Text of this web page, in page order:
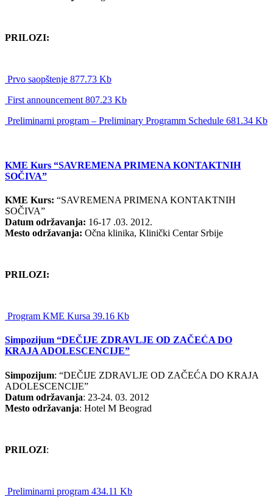
PRILOZI:
Prvo saopštenje 877.73 Kb
First announcement 807.23 Kb
Preliminarni program – Preliminary Programm Schedule 681.34 Kb
KME Kurs “SAVREMENA PRIMENA KONTAKTNIH
SOČIVA”
KME Kurs: “SAVREMENA PRIMENA KONTAKTNIH
SOČIVA”
Datum održavanja: 16-17 .03. 2012.
Mesto održavanja: Očna klinika, Klinički Centar Srbije
PRILOZI:
Program KME Kursa 39.16 Kb
Simpozijum “DEČIJE ZDRAVLJE OD ZAČEĆA DO
KRAJA ADOLESCENCIJE”
Simpozijum: “DEČIJE ZDRAVLJE OD ZAČEĆA DO KRAJA
ADOLESCENCIJE”
Datum održavanja: 23-24. 03. 2012
Mesto održavanja: Hotel M Beograd
PRILOZI:
Preliminarni program 434.11 Kb